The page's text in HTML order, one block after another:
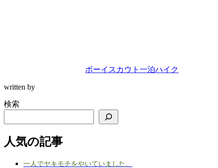
ボーイスカウト一泊ハイク
written by
検索
人気の記事
一人でヤキモチをやいていました。